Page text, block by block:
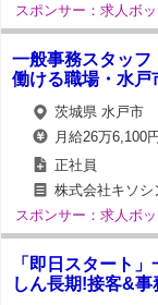
スポンサー：求人ボ
一般事務スタッフ
働ける職場・水戸
茨城県 水戸市
月給26万6,100
正社員
株式会社キソシ
スポンサー：求人ボ
「即日スタート
しん長期!接客&